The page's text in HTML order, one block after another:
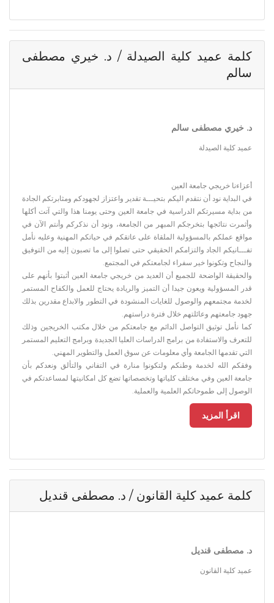
كلمة عميد كلية الصيدلة / د. خيري مصطفى
سالم
د. خيري مصطفى سالم
عميد كلية الصيدلة
أعزاءنا خريجي جامعة العين
في البداية نود أن نتقدم اليكم بتحيـــة تقدير واعتزاز لجهودكم ومثابرتكم الجادة
من بداية مسيرتكم الدراسية في جامعة العين وحتى يومنا هذا والتي آتت أكلها
وأثمرت نتائجها بتخرجكم المبهر من الجامعة، ونود أن نذكركم وأنتم الآن في
مواقع عملكم بالمسؤولية الملقاة على عاتقكم في حياتكم المهنية وعليه نأمل
تفـــانيكم الجاد والتزامكم الحقيقي حتى تصلوا إلى ما تصبون إليه من التوفيق
والنجاح وتكونوا خير سفراء لجامعتكم في المجتمع.
والحقيقة الواضحة للجميع أن العديد من خريجي جامعة العين أثبتوا بأنهم على
قدر المسؤولية ويعون جيدا أن التميز والريادة يحتاج للعمل والكفاح المستمر
لخدمة مجتمعهم والوصول للغايات المنشودة في التطور والابداع مقدرين بذلك
جهود جامعتهم وعائلتهم خلال فترة دراستهم.
كما نأمل توثيق التواصل الدائم مع جامعتكم من خلال مكتب الخريجين وذلك
للتعرف والاستفادة من برامج الدراسات العليا الجديدة وبرامج التعليم المستمر
التي تقدمها الجامعة وأي معلومات عن سوق العمل والتطوير المهني.
وفقكم الله لخدمة وطنكم ولتكونوا منارة في التفاني والتألق ونعدكم بأن
جامعة العين وفي مختلف كلياتها وتخصصاتها تضع كل امكانيتها لمساعدتكم في
الوصول إلى طموحاتكم العلمية والعملية.
اقرأ المزيد
كلمة عميد كلية القانون / د. مصطفى قنديل
د. مصطفى قنديل
عميد كلية القانون